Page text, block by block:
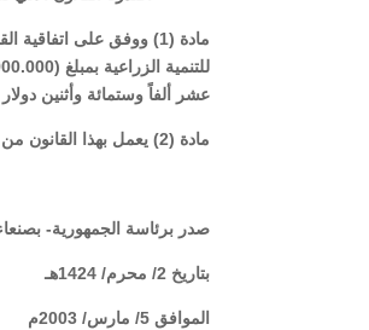
عشر ألفاً وستمائة وأثنين
مادة (2) يعمل بهذا القانون من تاريخ صدوره وينشر في الجريدة الرسمية.
صدر برئاسة الجمهورية-
بتاريخ 2/ محرم/ 1424هـ
الموافق 5/ مارس/ 2003م